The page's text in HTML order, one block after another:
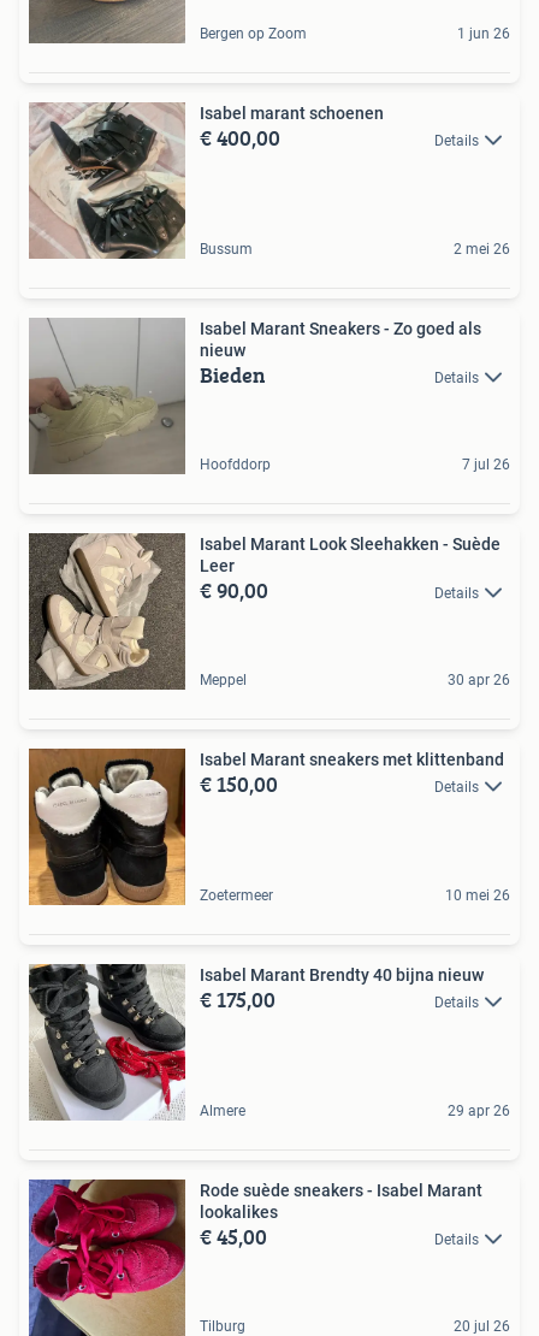
Bergen op Zoom 1 jun 26
Isabel marant schoenen
€ 400,00 Details
Bussum 2 mei 26
Isabel Marant Sneakers - Zo goed als
nieuw
Bieden Details
Hoofddorp 7 jul 26
Isabel Marant Look Sleehakken - Suède
Leer
€ 90,00 Details
Meppel 30 apr 26
Isabel Marant sneakers met klittenband
€ 150,00 Details
Zoetermeer 10 mei 26
Isabel Marant Brendty 40 bijna nieuw
€ 175,00 Details
Almere 29 apr 26
Rode suède sneakers - Isabel Marant
lookalikes
€ 45,00 Details
Tilburg 20 jul 26